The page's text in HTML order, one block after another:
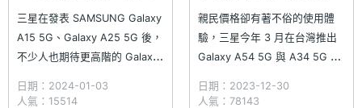
三星在發表 SAMSUNG Galaxy
A15 5G、Galaxy A25 5G 後，
不少人也期待更高階的 Galaxy
Android Headlines 宣稱取得多
日期：2024-01-03
人氣：15514
次看
親民價格卻有著不俗的使用體
驗，三星今年 3 月在台灣推出
Galaxy A54 5G 與 A34 5G 系
氣，上市以來便不斷襲捲各大手
日期：2023-12-30
人氣：78143